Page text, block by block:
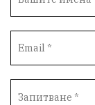
Безопастност
Медицина